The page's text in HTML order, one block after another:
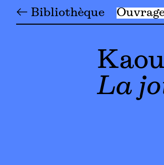
← Bibliothèque
La